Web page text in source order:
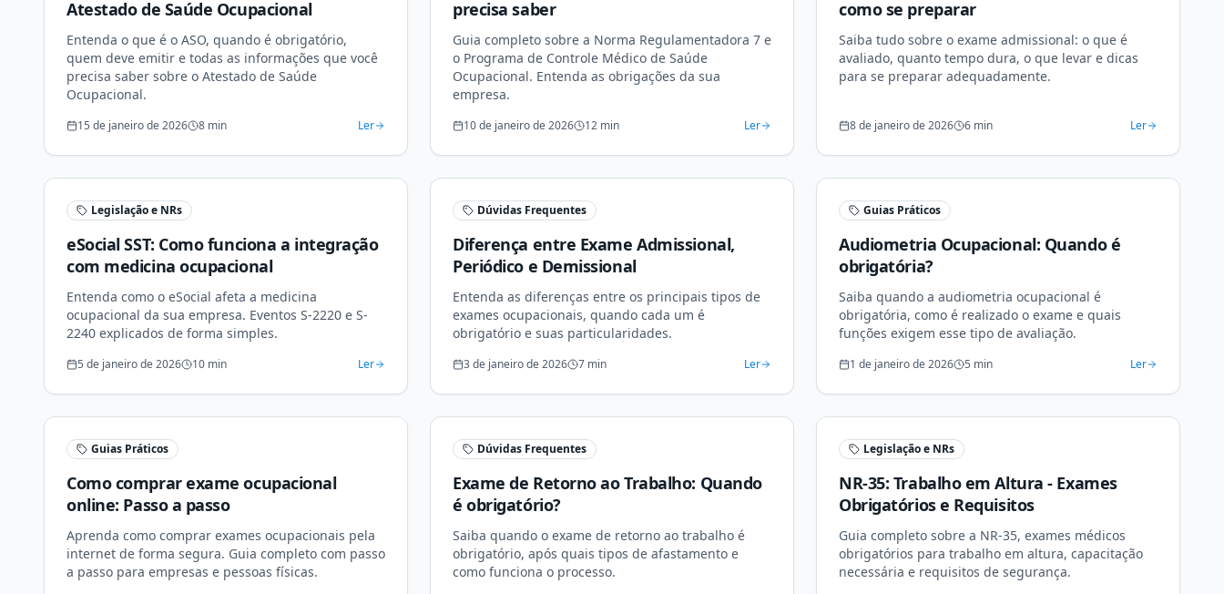
Atestado de Saúde Ocupacional
Entenda o que é o ASO, quando é obrigatório,
quem deve emitir e todas as informações que você
precisa saber sobre o Atestado de Saúde
Ocupacional.
15 de janeiro de 2026 8 min Ler
precisa saber
Guia completo sobre a Norma Regulamentadora 7 e
o Programa de Controle Médico de Saúde
Ocupacional. Entenda as obrigações da sua
empresa.
10 de janeiro de 2026 12 min Ler
como se preparar
Saiba tudo sobre o exame admissional: o que é
avaliado, quanto tempo dura, o que levar e dicas
para se preparar adequadamente.
8 de janeiro de 2026 6 min Ler
Legislação e NRs
eSocial SST: Como funciona a integração
com medicina ocupacional
Entenda como o eSocial afeta a medicina
ocupacional da sua empresa. Eventos S-2220 e S-
2240 explicados de forma simples.
5 de janeiro de 2026 10 min Ler
Dúvidas Frequentes
Diferença entre Exame Admissional,
Periódico e Demissional
Entenda as diferenças entre os principais tipos de
exames ocupacionais, quando cada um é
obrigatório e suas particularidades.
3 de janeiro de 2026 7 min Ler
Guias Práticos
Audiometria Ocupacional: Quando é
obrigatória?
Saiba quando a audiometria ocupacional é
obrigatória, como é realizado o exame e quais
funções exigem esse tipo de avaliação.
1 de janeiro de 2026 5 min Ler
Guias Práticos
Como comprar exame ocupacional
online: Passo a passo
Aprenda como comprar exames ocupacionais pela
internet de forma segura. Guia completo com passo
a passo para empresas e pessoas físicas.
Dúvidas Frequentes
Exame de Retorno ao Trabalho: Quando
é obrigatório?
Saiba quando o exame de retorno ao trabalho é
obrigatório, após quais tipos de afastamento e
como funciona o processo.
Legislação e NRs
NR-35: Trabalho em Altura - Exames
Obrigatórios e Requisitos
Guia completo sobre a NR-35, exames médicos
obrigatórios para trabalho em altura, capacitação
necessária e requisitos de segurança.